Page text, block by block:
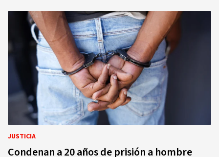
JUSTICIA
Condenan a 20 años de prisión a hombre